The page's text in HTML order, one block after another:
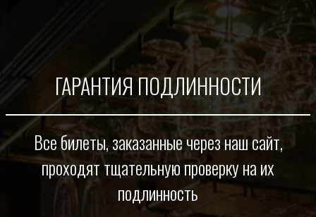
ГАРАНТИЯ ПОДЛИННОСТИ
Все билеты, заказанные через наш сайт,
проходят тщательную проверку на их
подлинность